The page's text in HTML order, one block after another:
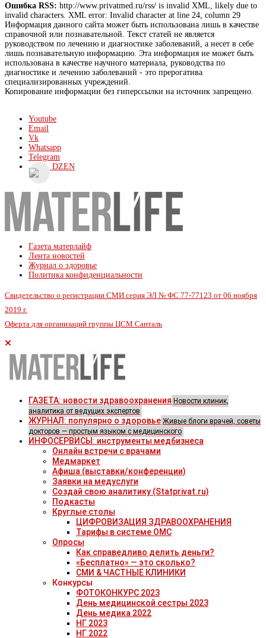
Ошибка RSS: http://www.privatmed.ru/rss/ is invalid XML, likely due to
invalid characters. XML error: Invalid character at line 24, column 29
Информация данного сайта может быть использована лишь в качестве
справочной или познавательной. Текст статей не является
руководством по лечению и диагностике заболеваний, а несет в себе
лишь познавательную информацию. Эта информация не может быть
использована в качестве научного материала, руководства по
диагностике и лечению заболеваний - это прерогатива
специализированных учреждений.
Копирование информации без гиперссылки на источник запрещено.
Youtube
Email
Vk
Whatsapp
Telegram
DZEN
Газета матерлайф
Лента новостей
Журнал о здоровье
Политика конфиденциальности
Свидетельство о регистрации СМИ серия ЭЛ № ФС 77-77123 от 06 ноября
2019 г.
Оферта для организаций группы ЦСМ Санталь
ГАЗЕТА: новости здравоохранения Новости клиник,
аналитика от ведущих экспертов
ЖУРНАЛ: популярно о здоровье Живые блоги врачей, советы
докторов — простым языком с медицинского
ИНФОСЕРВИСЫ: инструменты медбизнеса
Онлайн встречи с врачами
Медмаркет
Афиша (выставки/конференции)
Заявки на медуслуги
Создай свою аналитику (Statprivat.ru)
Подкасты
Круглые столы
ЦИФРОВИЗАЦИЯ ЗДРАВООХРАНЕНИЯ
Тарифы в системе ОМС
Опросы
Как справедливо делить деньги?
«Бесплатно» — это сколько?
СМИ & ЧАСТНЫЕ КЛИНИКИ
Конкурсы
ФОТОКОНКУРС 2023
День медицинской сестры 2023
День медика 2022
НГ 2023
НГ 2022